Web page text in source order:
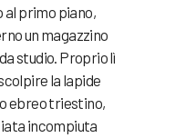
primo piano,
un magazzino
studio. Proprio lì
la lapide
ebreo triestino,
incompiuta